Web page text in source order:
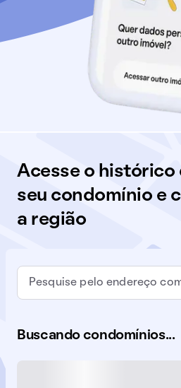
Acesse o histórico
seu condomínio e
a região
Buscando condomínios...